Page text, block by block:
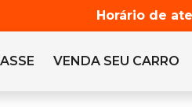
Horário de
VENDA SEU CARRO